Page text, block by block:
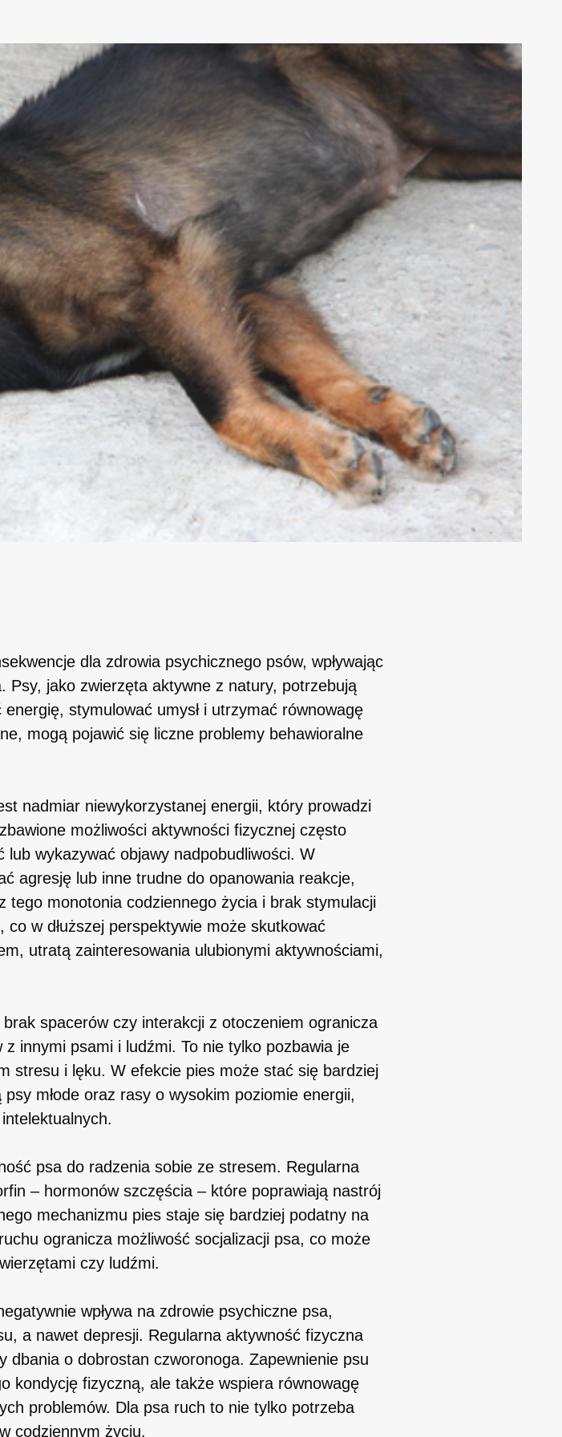
dla zdrowia psychicznego psów, wpływając
Psy, jako zwierzęta aktywne z natury, potrzebują
stymulować umysł i utrzymać równowagę
mogą pojawić się liczne problemy behawioralne
nadmiar niewykorzystanej energii, który prowadzi
możliwości aktywności fizycznej często
wykazywać objawy nadpobudliwości. W
agresję lub inne trudne do opanowania reakcje,
monotonia codziennego życia i brak stymulacji
w dłuższej perspektywie może skutkować
utratą zainteresowania ulubionymi aktywnościami,
spacerów czy interakcji z otoczeniem ogranicza
innymi psami i ludźmi. To nie tylko pozbawia je
stresu i lęku. W efekcie pies może stać się bardziej
młode oraz rasy o wysokim poziomie energii,
psa do radzenia sobie ze stresem. Regularna
– hormonów szczęścia – które poprawiają nastrój
mechanizmu pies staje się bardziej podatny na
ogranicza możliwość socjalizacji psa, co może
czy ludźmi.
wpływa na zdrowie psychiczne psa,
a nawet depresji. Regularna aktywność fizyczna
dbania o dobrostan czworonoga. Zapewnienie psu
kondycję fizyczną, ale także wspiera równowagę
problemów. Dla psa ruch to nie tylko potrzeba
codziennym życiu.